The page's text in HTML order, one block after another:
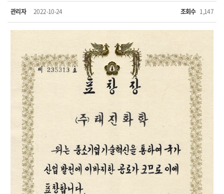
관리자 2022-10-24 조회수 1,147